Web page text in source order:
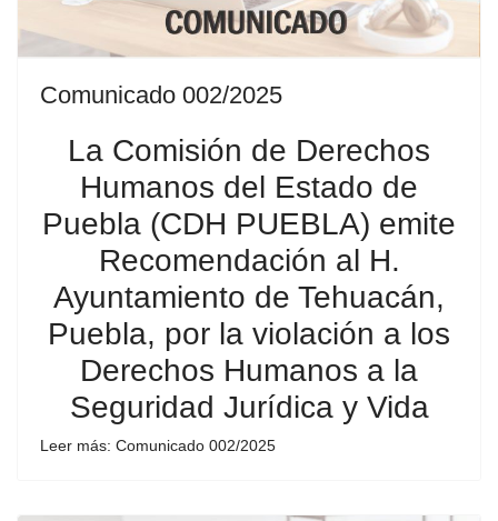
Comunicado 002/2025
La Comisión de Derechos
Humanos del Estado de
Puebla (CDH PUEBLA) emite
Recomendación al H.
Ayuntamiento de Tehuacán,
Puebla, por la violación a los
Derechos Humanos a la
Seguridad Jurídica y Vida
Leer más: Comunicado 002/2025